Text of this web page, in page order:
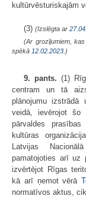
kultūrvēsturiskajām
(3) (Izslēgta ar
(Ar grozījumiem,
spēkā 12.02.2023. )
9. pants. (1)
centram un tā
plānojumu izstrādā
veidā, ievērojot šo
pārvaldes
kultūras
Latvijas
pamatojoties arī uz
izvērtējot Rīgas
kā arī ņemot vērā
normatīvos aktus,